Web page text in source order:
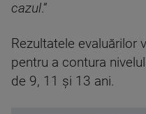
cazul.”
Rezultatele evaluărilor
pentru a contura
de 9, 11 și 13 ani.